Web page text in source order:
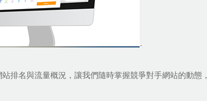
排名與流量概況，讓我們隨時掌握競爭對手網站的動態，